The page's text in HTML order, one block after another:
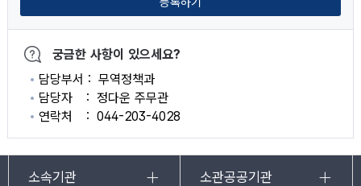
궁금한 사항이 있으세요?
담당부서
무역정책과
담당자
정다운 주무관
연락처
044-203-4028
소속기관 소관공공기관